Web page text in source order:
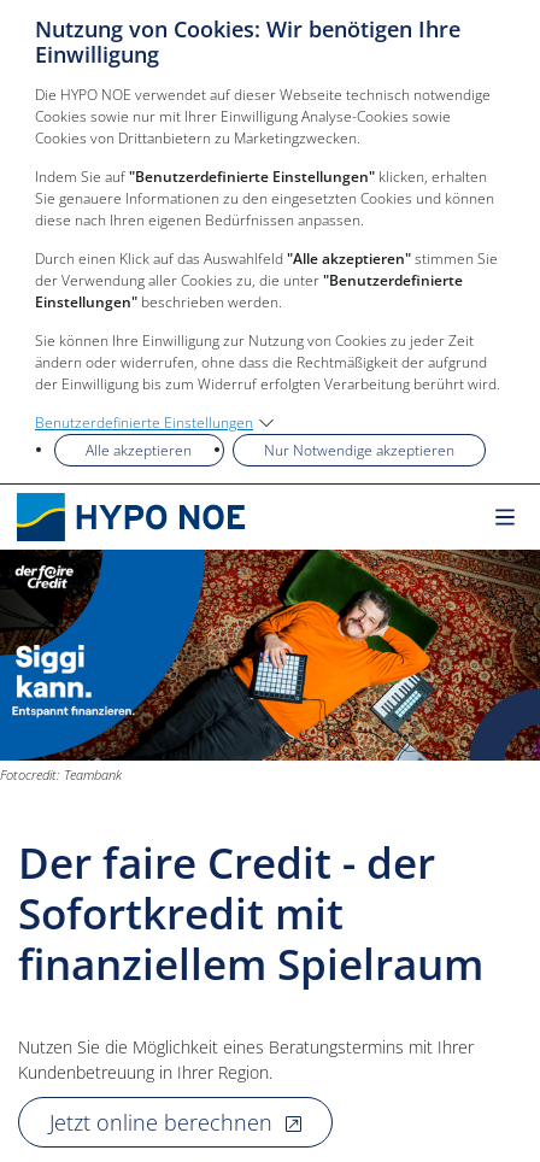
Nutzung von Cookies: Wir benötigen Ihre
Einwilligung
Die HYPO NOE verwendet auf dieser Webseite technisch notwendige
Cookies sowie nur mit Ihrer Einwilligung Analyse-Cookies sowie
Cookies von Drittanbietern zu Marketingzwecken.
Indem Sie auf"Benutzerdefinierte Einstellungen" klicken, erhalten
Sie genauere Informationen zu den eingesetzten Cookies und können
diese nach Ihren eigenen Bedürfnissen anpassen.
Durch einen Klick auf das Auswahlfeld "Alle akzeptieren"stimmen Sie
der Verwendung aller Cookies zu, die unter"Benutzerdefinierte
Einstellungen" beschrieben werden.
Sie können Ihre Einwilligung zur Nutzung von Cookies zu jeder Zeit
ändern oder widerrufen, ohne dass die Rechtmäßigkeit der aufgrund
der Einwilligung bis zum Widerruf erfolgten Verarbeitung berührt wird.
Benutzerdefinierte Einstellungen
Alle akzeptieren
Nur Notwendige akzeptieren
Fotocredit: Teambank
Der faire Credit - der
Sofortkredit mit
finanziellem Spielraum
Nutzen Sie die Möglichkeit eines Beratungstermins mit Ihrer
Kundenbetreuung in Ihrer Region.
Jetzt online berechnen , öffnet neues Fenster